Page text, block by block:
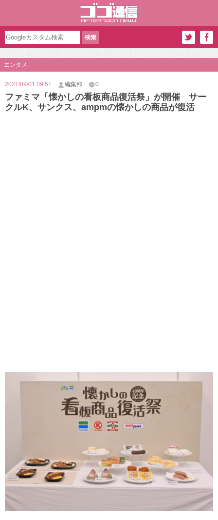
エンタメ
2021/09/01 09:51 編集部 0
ファミマ「懐かしの看板商品復活祭」が開催 サー
クルK、サンクス、ampmの懐かしの商品が復活